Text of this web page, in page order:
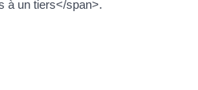
à un tiers</span>.